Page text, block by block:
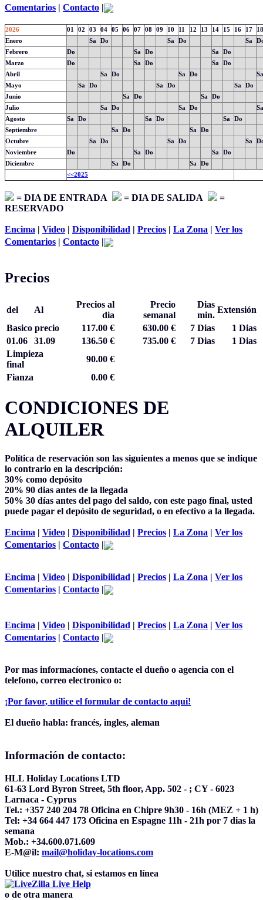
Comentarios | Contacto |
2026 01 02 03 04 05 06 07 08 09 10 11 12 13 14 15 16 17
18
Enero
Sa Do Sa Do Sa
Febrero
Do Sa Do Sa
Do
Marzo
Do Sa Do Sa
Do
Abril
Sa Do Sa Do
Sa
Mayo
Sa Do Sa Do Sa
Do
Junio
Sa Do Sa
Do
Julio
Sa Do Sa Do
Sa
Agosto
Sa Do Sa Do Sa
Do
Septiembre
Sa Do Sa
Do
Octubre
Sa Do Sa Do Sa
Noviembre
Do Sa Do Sa
Do
Diciembre
Sa Do Sa
Do
<<2025
= DIA DE ENTRADA = DIA DE SALIDA
=
RESERVADO
Encima | Video | Disponibilidad | Precios | La Zona | Ver los
Comentarios | Contacto |
Precios
del Al
Precios al
dia
Precio
semanal
Dias
min.
Extensión
Basico precio
117.00 € 630.00 € 7 Dias
1 Dias
01.06
31.09 136.50 € 735.00 € 7 Dias
1 Dias
Limpieza
final
90.00 €
Fianza
0.00 €
CONDICIONES DE
ALQUILER
Política de reservación son las siguientes a menos que se indique
lo contrario en la descripción:
30% como depósito
20% 90 dias antes de la llegada
50% 30 días antes del pago del saldo, con este pago final, usted
puede pagar el depósito de seguridad, o en efectivo a la llegada.
Encima | Video | Disponibilidad | Precios | La Zona | Ver los
Comentarios | Contacto |
Encima | Video | Disponibilidad | Precios | La Zona | Ver los
Comentarios | Contacto |
Encima | Video | Disponibilidad | Precios | La Zona | Ver los
Comentarios | Contacto |
Por mas informacíones, contacte el dueño o agencia con el
telefono, correo electronico o:
¡Por favor, utilice el formular de contacto aqui!
El dueño habla: francés, ingles, aleman
Información de contacto:
HLL Holiday Locations LTD
61-63 Lord Byron Street, 5th floor, App. 502 - ; CY - 6023
Larnaca - Cyprus
Tel.: +357 240 204 78 Oficina en Chipre 9h30 - 16h (MEZ + 1 h)
Tel: +34 664 447 173 Oficina en Espagne 11h - 21h por 7 dias la
semana
Mob.: +34.600.071.609
E-M@il: mail@holiday-locations.com
Utilice nuestro chat, si estamos en línea
o de otra manera